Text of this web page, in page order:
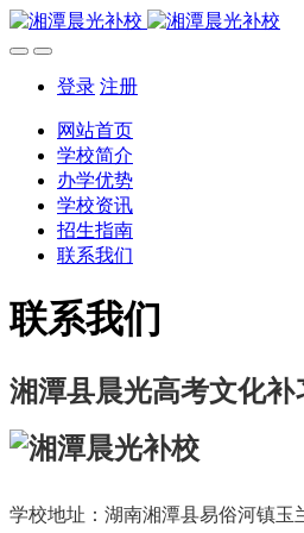
登录 注册
网站首页
学校简介
办学优势
学校资讯
招生指南
联系我们
联系我们
湘潭县晨光高考文化补
学校地址：湖南湘潭县易俗河镇玉